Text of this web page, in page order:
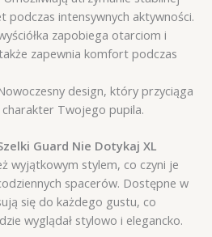
podczas intensywnych aktywności.
zapobiega otarciom i
zapewnia komfort podczas
design, który przyciąga
Twojego pupila.
Guard Nie Dotykaj XL
wyjątkowym stylem, co czyni je
spacerów. Dostępne w
się do każdego gustu, co
wyglądał stylowo i elegancko.